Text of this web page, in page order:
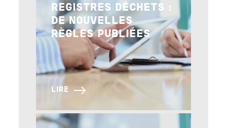
REGISTRES DÉCHETS :
DE NOUVELLES
RÈGLES PUBLIÉES
LIRE
Image